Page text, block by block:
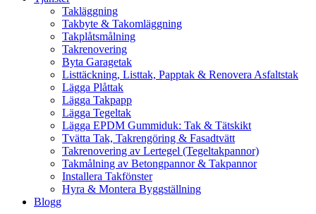
Takläggning
Takbyte & Takomläggning
Takplåtsmålning
Takrenovering
Byta Garagetak
Listtäckning, Listtak, Papptak & Renovera Asfaltstak
Lägga Plåttak
Lägga Takpapp
Lägga Tegeltak
Lägga EPDM Gummiduk: Tak & Tätskikt
Tvätta Tak, Takrengöring & Fasadtvätt
Takrenovering av Lertegel (Tegeltakpannor)
Takmålning av Betongpannor & Takpannor
Installera Takfönster
Hyra & Montera Byggställning
Blogg